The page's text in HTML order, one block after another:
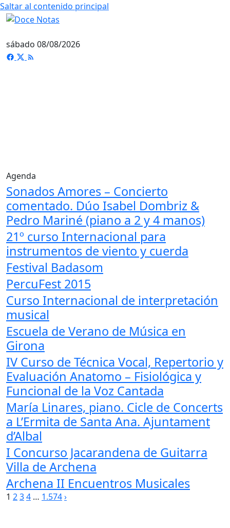
Saltar al contenido principal
sábado 08/08/2026
Agenda
Sonados Amores – Concierto
comentado. Dúo Isabel Dombriz &
Pedro Mariné (piano a 2 y 4 manos)
21º curso Internacional para
instrumentos de viento y cuerda
Festival Badasom
PercuFest 2015
Curso Internacional de interpretación
musical
Escuela de Verano de Música en
Girona
IV Curso de Técnica Vocal, Repertorio y
Evaluación Anatomo – Fisiológica y
Funcional de la Voz Cantada
María Linares, piano. Cicle de Concerts
a L’Ermita de Santa Ana. Ajuntament
d’Albal
I Concurso Jacarandena de Guitarra
Villa de Archena
Archena II Encuentros Musicales
Paginación
1 234 … 1.574›